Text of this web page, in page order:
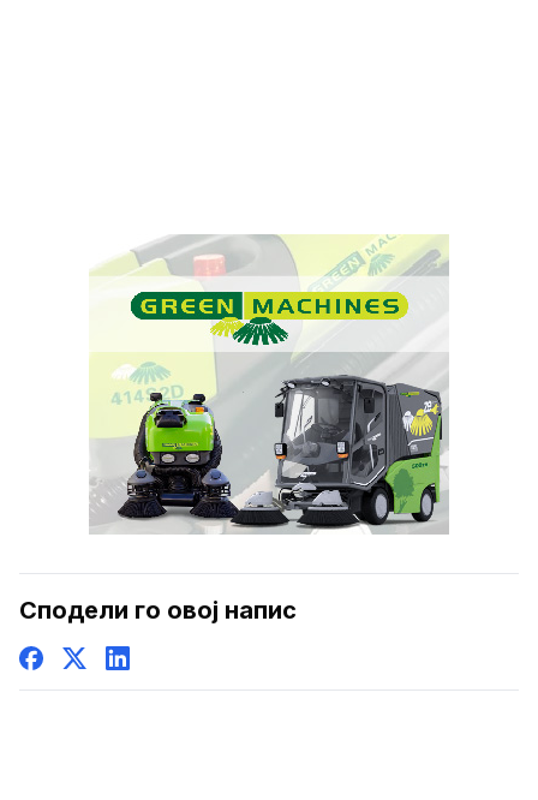
Сподели го овој напис